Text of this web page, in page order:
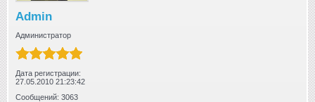
Admin
Администратор
Дата регистрации:
27.05.2010 21:23:42
Сообщений: 3063